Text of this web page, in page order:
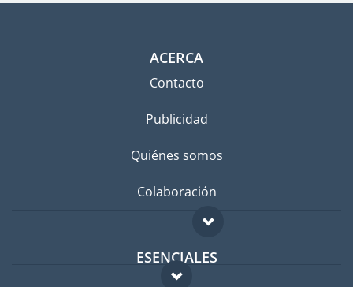
ACERCA
Contacto
Publicidad
Quiénes somos
Colaboración
ESENCIALES
Foro para expatriados